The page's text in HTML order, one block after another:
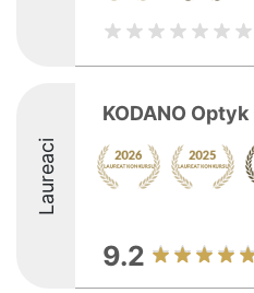
Laureaci
KODANO
9.2